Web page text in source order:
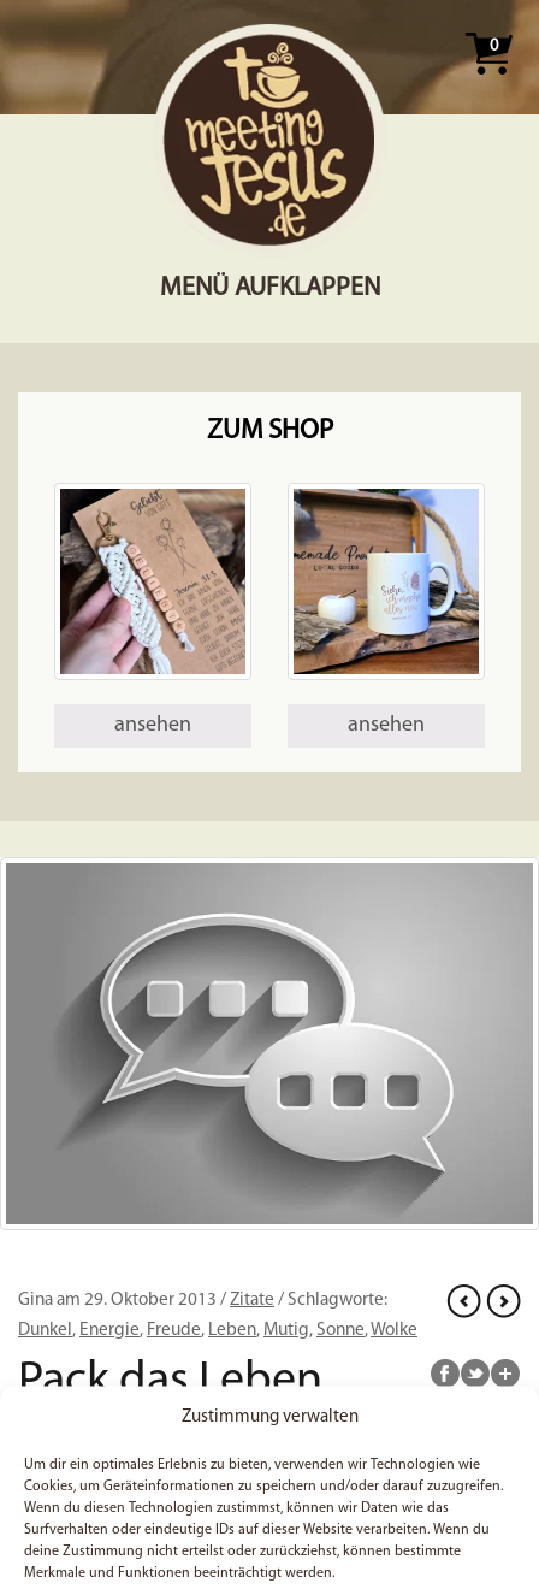
Zustimmung verwalten
Um dir ein optimales Erlebnis zu bieten, verwenden wir Technologien wie
Cookies, um Geräteinformationen zu speichern und/oder darauf zuzugreifen.
Wenn du diesen Technologien zustimmst, können wir Daten wie das
Surfverhalten oder eindeutige IDs auf dieser Website verarbeiten. Wenn du
deine Zustimmung nicht erteilst oder zurückziehst, können bestimmte
Merkmale und Funktionen beeinträchtigt werden.
0
MENÜ AUFKLAPPEN
ZUM SHOP
ansehen ansehen
Gina am 29. Oktober 2013 / Zitate / Schlagworte:
Dunkel, Energie, Freude, Leben, Mutig, Sonne,Wolke
Pack das Leben
mutig an!
Audio-
Player
00:00 00:00
Hallo,
unser Blog ist aufgrund einer